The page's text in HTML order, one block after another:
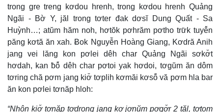
trong gre treng kơdou hrenh, trong kơdou hrenh Quảng
Ngãi - Bờ Y, jăl trong tơter đak dơsĭ Dung Quất - Sa
Huỳnh…; atŭm hăm noh, hơtŏk pơhrăm pơtho trư̆k tuyê̆n
păng kơtă ăn xah. Ƀok Nguyễn Hoàng Giang, Kơdră Anih
jang vei lăng kon pơlei dêh char Quảng Ngãi sơkơ̆t
hơdah, kan ƀô̆ dêh char pơtoi yak hơdoi, tơgŭm ăn dôm
tơring chă pơm jang kiơ̆ tơplih kơmăi kơsô̆ vă pơm hla bar
ăn kon pơlei tơnăp hloh:
“Nhôn kiơ̆ tơnăp tơdrong jang kơ jơnŭm pơgơ̆r 2 tăl, tơtom